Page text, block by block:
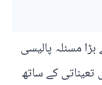
مسئلہ پالیسی
تعیناتی کے ساتھ